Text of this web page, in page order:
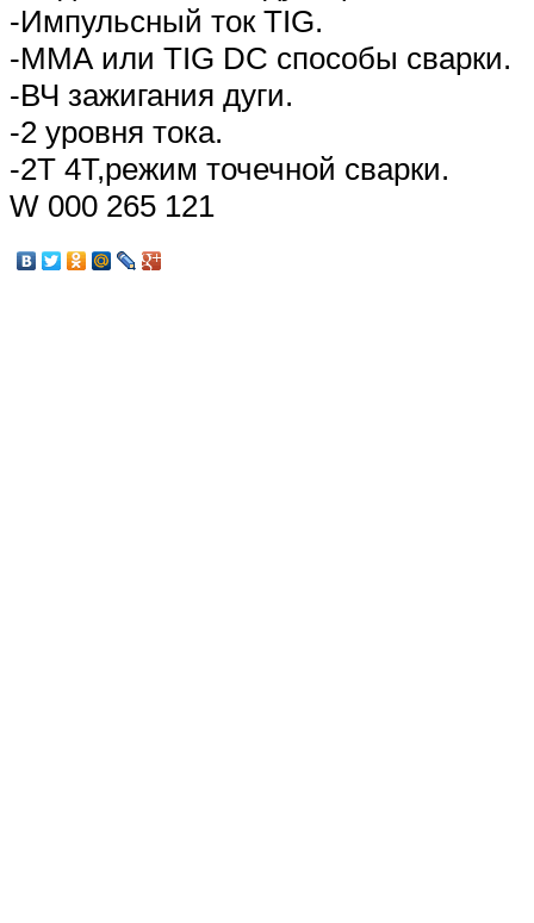
-Импульсный ток TIG.
-ММА или TIG DC способы сварки.
-ВЧ зажигания дуги.
-2 уровня тока.
-2Т 4Т,режим точечной сварки.
W 000 265 121